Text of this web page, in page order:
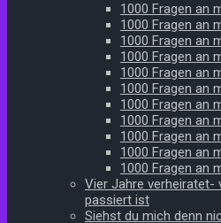
1000 Fragen an
1000 Fragen an
1000 Fragen an
1000 Fragen an
1000 Fragen an
1000 Fragen an
1000 Fragen an
1000 Fragen an
1000 Fragen an
1000 Fragen an
1000 Fragen an
Vier Jahre verheiratet-
passiert ist
Siehst du mich denn